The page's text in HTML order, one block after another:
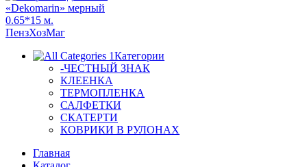
Категории
-ЧЕСТНЫЙ ЗНАК
КЛЕЕНКА
ТЕРМОПЛЕНКА
САЛФЕТКИ
СКАТЕРТИ
КОВРИКИ В РУЛОНАХ
Главная